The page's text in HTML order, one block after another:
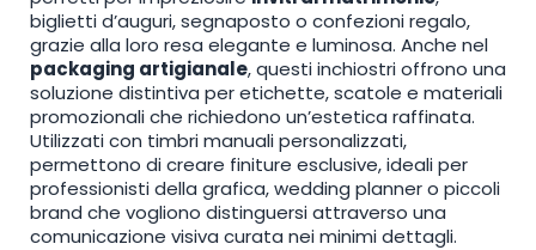
biglietti d’auguri, segnaposto o confezioni regalo,
grazie alla loro resa elegante e luminosa. Anche nel
packaging artigianale, questi inchiostri offrono una
soluzione distintiva per etichette, scatole e materiali
promozionali che richiedono un’estetica raffinata.
Utilizzati con timbri manuali personalizzati,
permettono di creare finiture esclusive, ideali per
professionisti della grafica, wedding planner o piccoli
brand che vogliono distinguersi attraverso una
comunicazione visiva curata nei minimi dettagli.